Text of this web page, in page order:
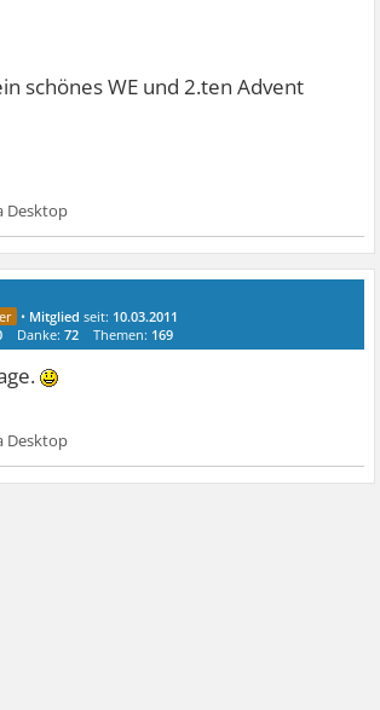
schönes WE und 2.ten Advent
• Mitglied seit: 10.03.2011
Danke:72 Themen: 169